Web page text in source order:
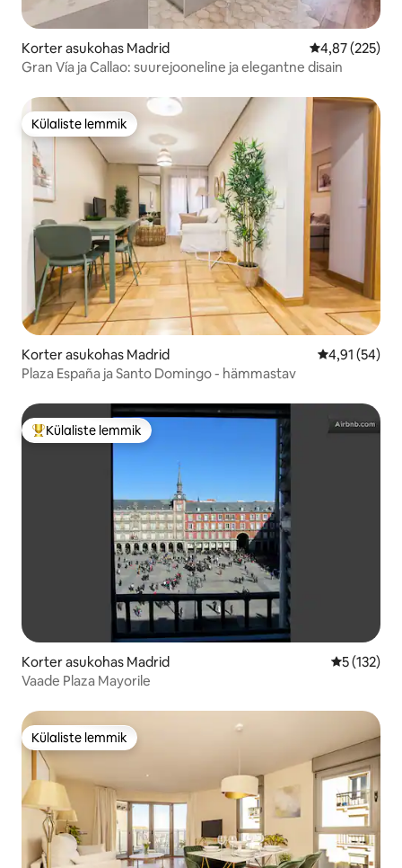
Korter asukohas Madrid Keskmine
4,87 (225)
Gran Vía ja Callao: suurejooneline ja elegantne disain
Külaliste lemmik
Külaliste lemmik
Korter asukohas Madrid Keskmine
4,91 (54)
Plaza España ja Santo Domingo - hämmastav
Külaliste suur lemmik
Külaliste lemmik
Korter asukohas Madrid Keskmine
5 (132)
Vaade Plaza Mayorile
Külaliste lemmik
Külaliste lemmik